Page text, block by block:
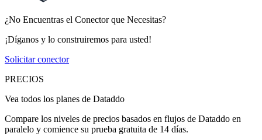
¿No Encuentras el Conector que Necesitas?
¡Díganos y lo construiremos para usted!
Solicitar conector
PRECIOS
Vea todos los planes de Dataddo
Compare los niveles de precios basados en flujos de Dataddo en
paralelo y comience su prueba gratuita de 14 días.